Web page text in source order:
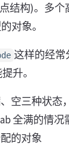
结构)。多个
对象。
这样的经常
升。
空三种状态
全满的情
的对象